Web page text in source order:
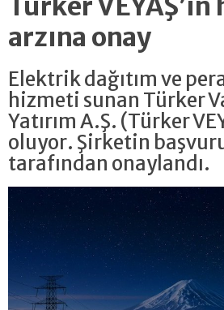
arzına onay
Elektrik dağıtım ve
hizmeti sunan Türker
Yatırım A.Ş. (Türker
oluyor. Şirketin
tarafından onaylandı.